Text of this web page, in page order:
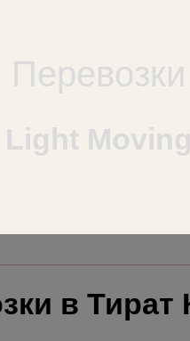
Перевозки
Light Moving
в Тират